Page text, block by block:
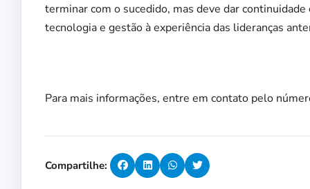
terminar com o sucedido, mas deve dar
tecnologia e gestão à experiência das lideranças
Para mais informações, entre em contato pelo
Compartilhe: